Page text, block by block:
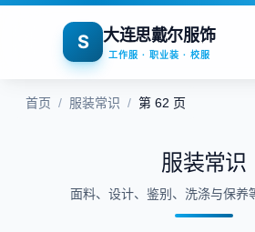
S 大连思戴尔服饰
工作服 · 职业装 · 校服
首页 / 服装常识 / 第 62 页
服装常识
面料、设计、鉴别、洗涤与保养